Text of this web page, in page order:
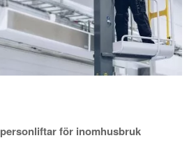
för inomhusbruk